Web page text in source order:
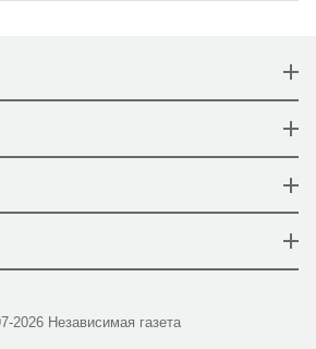
2026 Независимая газета